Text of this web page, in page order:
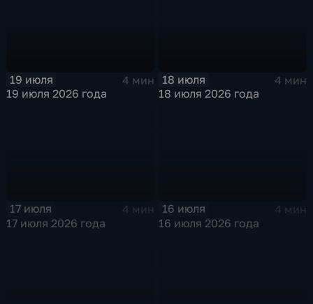
19 июля
4 мин
19 июля 2026 года
18 июля
4 мин
18 июля 2026 года
17 июля
4 мин
17 июля 2026 года
16 июля
4 мин
16 июля 2026 года